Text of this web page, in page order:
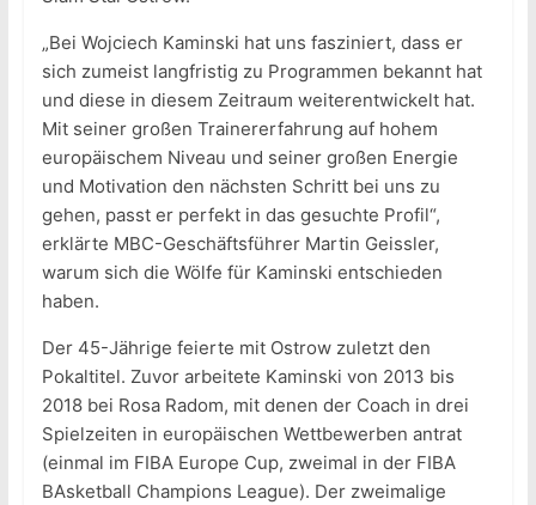
„Bei Wojciech Kaminski hat uns fasziniert, dass er
sich zumeist langfristig zu Programmen bekannt hat
und diese in diesem Zeitraum weiterentwickelt hat.
Mit seiner großen Trainererfahrung auf hohem
europäischem Niveau und seiner großen Energie
und Motivation den nächsten Schritt bei uns zu
gehen, passt er perfekt in das gesuchte Profil“,
erklärte MBC-Geschäftsführer Martin Geissler,
warum sich die Wölfe für Kaminski entschieden
haben.
Der 45-Jährige feierte mit Ostrow zuletzt den
Pokaltitel. Zuvor arbeitete Kaminski von 2013 bis
2018 bei Rosa Radom, mit denen der Coach in drei
Spielzeiten in europäischen Wettbewerben antrat
(einmal im FIBA Europe Cup, zweimal in der FIBA
BAsketball Champions League). Der zweimalige